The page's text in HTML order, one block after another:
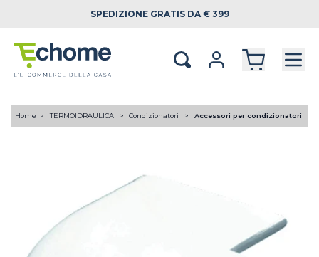
SPEDIZIONE GRATIS DA € 399
Home TERMOIDRAULICA Condizionatori Accessori per condizionatori